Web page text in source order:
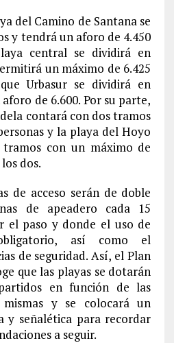
del Camino de Santana se
y tendrá un aforo de 4.450
central se dividirá en
un máximo de 6.425
Urbasur se dividirá en
de 6.600. Por su parte,
contará con dos tramos
y la playa del Hoyo
con un máximo de
dos.
de acceso serán de doble
de apeadero cada 15
el paso y donde el uso de
así como el
de seguridad. Así, el Plan
que las playas se dotarán
en función de las
mismas y se colocará un
y señalética para recordar
a seguir.